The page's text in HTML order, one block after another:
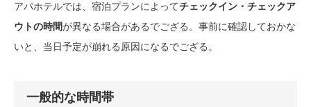
アパホテルでは、宿泊プランによってチェックイン・チェックア
ウトの時間が異なる場合があるでござる。事前に確認しておかな
いと、当日予定が崩れる原因になるでござる。
一般的な時間帯